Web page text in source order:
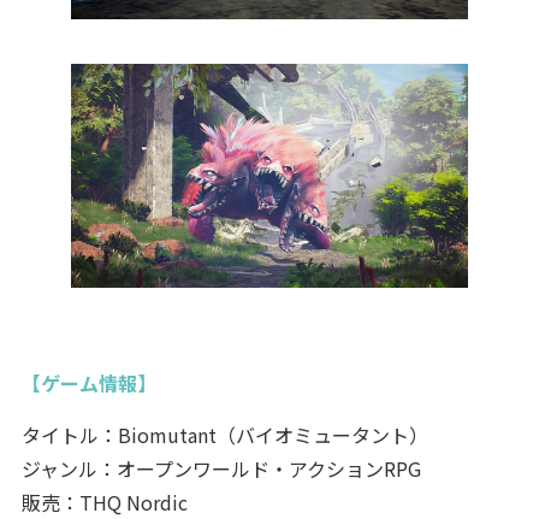
【ゲーム情報】
タイトル：Biomutant（バイオミュータント）
ジャンル：オープンワールド・アクションRPG
販売：THQ Nordic